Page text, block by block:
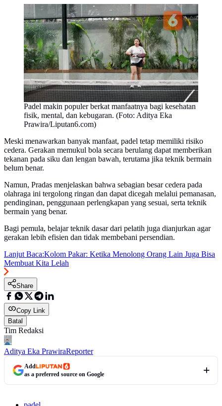
Padel makin populer berkat manfaatnya bagi kesehatan
fisik, mental, dan kebugaran. (Foto: Aditya Eka
Prawira/Liputan6.com)
Meski menawarkan banyak manfaat, padel tetap memiliki risiko
cedera. Gerakan memukul bola secara berulang dapat memberikan
tekanan pada siku dan lengan bawah, terutama jika teknik bermain
belum benar.
Namun, Pradas menjelaskan bahwa sebagian besar cedera pada
olahraga ini tergolong ringan dan dapat dicegah melalui pemanasan,
pendinginan, penggunaan perlengkapan yang sesuai, serta teknik
bermain yang benar.
Bagi pemula, belajar teknik dasar dari pelatih juga dianjurkan agar
gerakan lebih efisien dan tidak membebani persendian.
Lanjut Baca:Kolom Pakar: Ketika Menolong Orang Lain Juga Bisa
Membuat Kita Lelah
Share
Copy Link
Batal
Tim Redaksi
Aditya Eka PrawiraReporter
Add
as a preferred source on Google